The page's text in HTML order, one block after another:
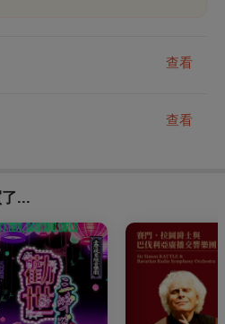
查看
查看
...